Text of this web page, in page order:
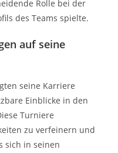
Rolle bei der
des Teams spielte.
auf seine
seine Karriere
Einblicke in den
Turniere
zu verfeinern und
sich in seinen